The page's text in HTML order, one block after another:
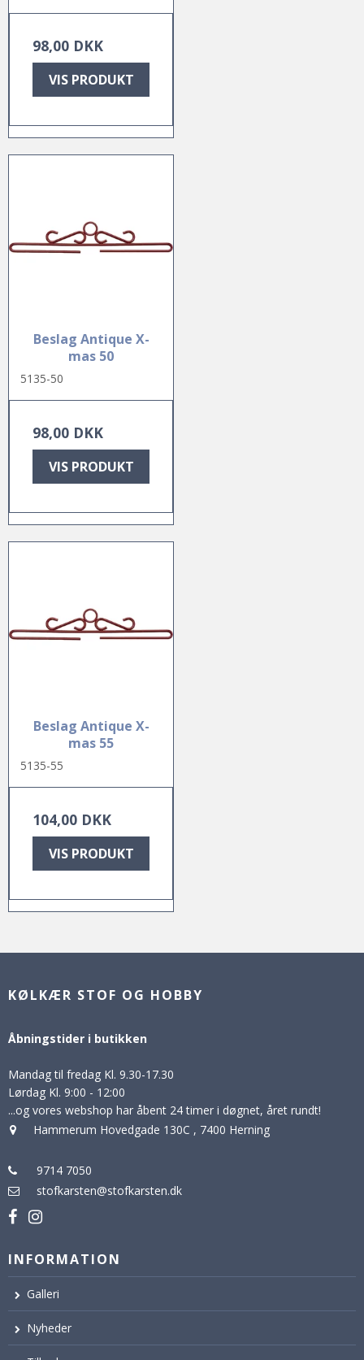
98,00 DKK
VIS PRODUKT
Beslag Antique X-
mas 50
5135-50
98,00 DKK
VIS PRODUKT
Beslag Antique X-
mas 55
5135-55
104,00 DKK
VIS PRODUKT
KØLKÆR STOF OG HOBBY
Åbningstider i butikken
Mandag til fredag Kl. 9.30-17.30
Lørdag Kl. 9:00 - 12:00
...og vores webshop har åbent 24 timer i døgnet, året rundt!
Hammerum Hovedgade 130C , 7400 Herning
9714 7050
stofkarsten@stofkarsten.dk
INFORMATION
Galleri
Nyheder